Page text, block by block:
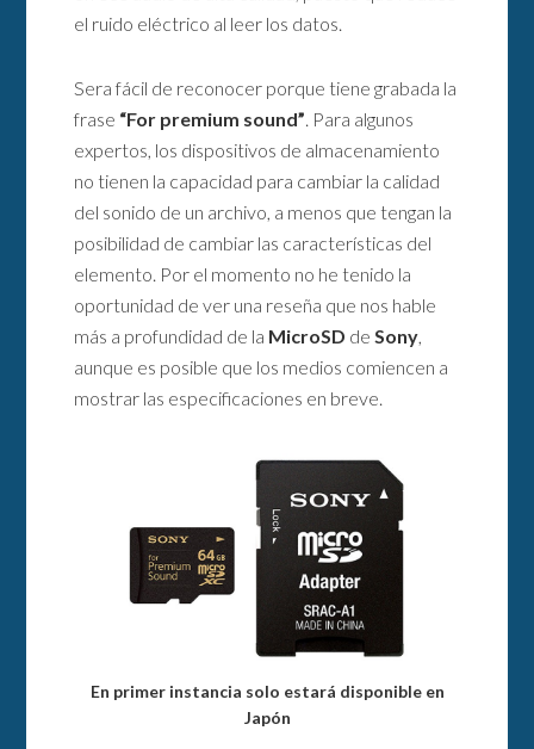
el ruido eléctrico al leer los datos.
Sera fácil de reconocer porque tiene grabada la
frase “For premium sound”. Para algunos
expertos, los dispositivos de almacenamiento
no tienen la capacidad para cambiar la calidad
del sonido de un archivo, a menos que tengan la
posibilidad de cambiar las características del
elemento. Por el momento no he tenido la
oportunidad de ver una reseña que nos hable
más a profundidad de la MicroSD deSony,
aunque es posible que los medios comiencen a
mostrar las especificaciones en breve.
En primer instancia solo estará disponible en
Japón